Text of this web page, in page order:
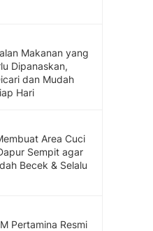
Makanan yang
Dipanaskan,
dan Mudah
Hari
Area Cuci
Sempit agar
Becek & Selalu
Pertamina Resmi